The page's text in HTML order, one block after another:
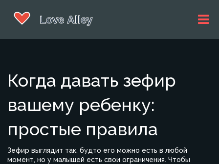
Когда давать зефир
вашему ребенку:
простые правила
Зефир выглядит так, будто его можно есть в любой
момент, но у малышей есть свои ограничения. Чтобы